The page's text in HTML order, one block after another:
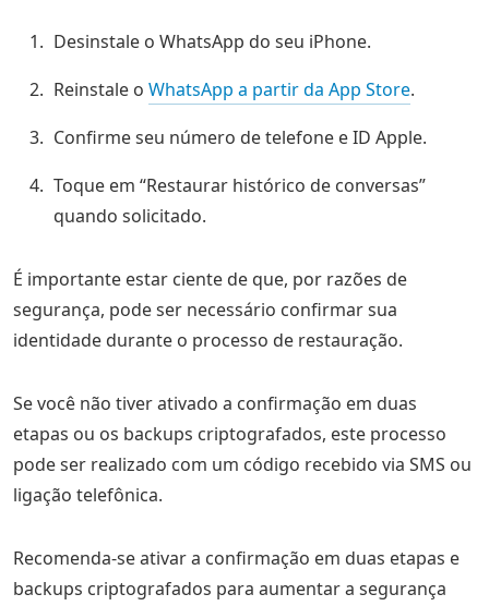
Desinstale o WhatsApp do seu iPhone.
Reinstale o WhatsApp a partir da App Store.
Confirme seu número de telefone e ID Apple.
Toque em “Restaurar histórico de conversas”
quando solicitado.
É importante estar ciente de que, por razões de
segurança, pode ser necessário confirmar sua
identidade durante o processo de restauração.
Se você não tiver ativado a confirmação em duas
etapas ou os backups criptografados, este processo
pode ser realizado com um código recebido via SMS ou
ligação telefônica.
Recomenda-se ativar a confirmação em duas etapas e
backups criptografados para aumentar a segurança